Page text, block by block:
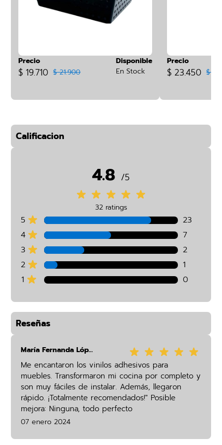
Precio
$ 19.710 $ 21.900
Disponible
En Stock
Precio
$ 23.450 $
Calificacion
4.8 /5
32 ratings
5
23
4
7
3
2
2
1
1
0
Reseñas
María Fernanda López
Me encantaron los vinilos adhesivos para
muebles. Transformaron mi cocina por completo y
son muy fáciles de instalar. Además, llegaron
rápido. ¡Totalmente recomendados!" Posible
mejora: Ninguna, todo perfecto
07 enero 2024